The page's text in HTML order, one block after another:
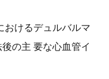
けるデュルバルマ
の主 要な心血管イ